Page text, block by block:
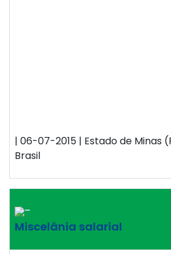
| 06-07-2015 | Estado de Minas
Brasil
–
Miscelânia salarial